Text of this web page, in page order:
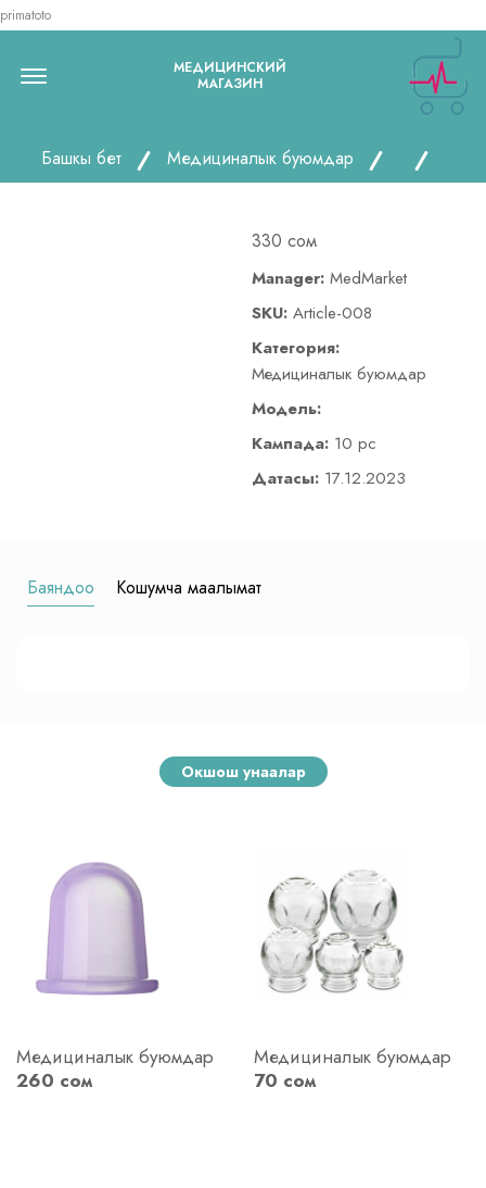
primatoto
МЕДИЦИНСКИЙ
МАГАЗИН
Башкы бет Медициналык буюмдар
330 сом
Manager: MedMarket
SKU: Article-008
Категория:
Медициналык буюмдар
Модель:
Кампада: 10 pc
Датасы: 17.12.2023
Баяндоо Кошумча маалымат
Окшош унаалар
Медициналык буюмдар
260 сом
Медициналык буюмдар
70 сом